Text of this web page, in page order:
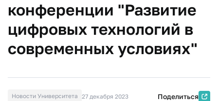
конференции "Развитие
цифровых технологий в
современных условиях"
Новости Университета 27 декабря 2023 Поделиться